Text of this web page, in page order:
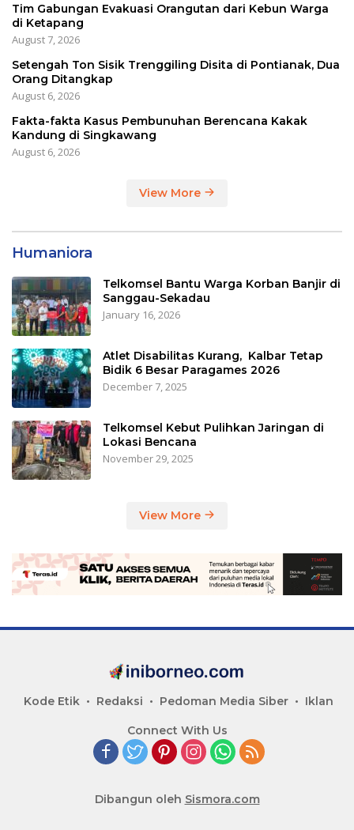
Tim Gabungan Evakuasi Orangutan dari Kebun Warga
di Ketapang
August 7, 2026
Setengah Ton Sisik Trenggiling Disita di Pontianak, Dua
Orang Ditangkap
August 6, 2026
Fakta-fakta Kasus Pembunuhan Berencana Kakak
Kandung di Singkawang
August 6, 2026
View More
Humaniora
Telkomsel Bantu Warga Korban Banjir di
Sanggau-Sekadau
January 16, 2026
Atlet Disabilitas Kurang, Kalbar Tetap
Bidik 6 Besar Paragames 2026
December 7, 2025
Telkomsel Kebut Pulihkan Jaringan di
Lokasi Bencana
November 29, 2025
View More
Kode Etik Redaksi Pedoman Media Siber Iklan
Connect With Us
Dibangun oleh Sismora.com